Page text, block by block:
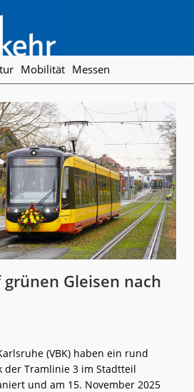
Mobilität Messen
Gleisen nach
(VBK) haben ein rund
der Tramlinie 3 im Stadtteil
und am 15. November 2025